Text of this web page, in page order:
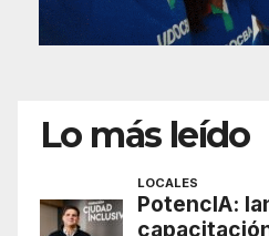
Lo más leído